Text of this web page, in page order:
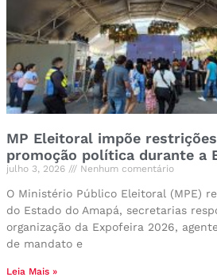
MP Eleitoral impõe
promoção política durante a
julho 3, 2026 Nenhum comentário
O Ministério Público Eleitoral (MPE)
do Estado do Amapá, secretarias
organização da Expofeira 2026,
de mandato e
Leia Mais »